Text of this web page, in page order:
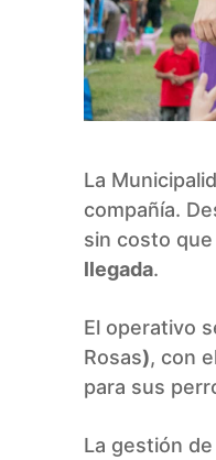
La
compañía.
sin costo
llegada.
El operativo
Rosas), con
para sus
La gestión de